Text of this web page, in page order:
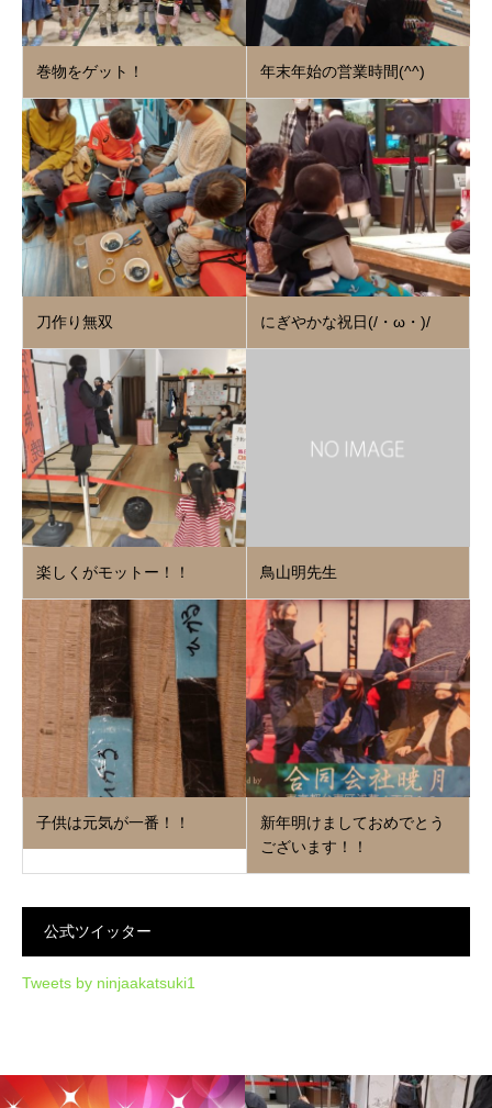
巻物をゲット！ 年末年始の営業時間(^^)
刀作り無双 にぎやかな祝日(/・ω・)/
楽しくがモットー！！ 鳥山明先生
子供は元気が一番！！
新年明けましておめでとう
ございます！！
公式ツイッター
Tweets by ninjaakatsuki1